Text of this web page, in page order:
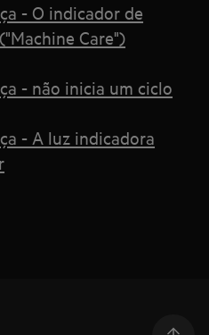
- O indicador de
Care")
- não inicia um ciclo
- A luz indicadora